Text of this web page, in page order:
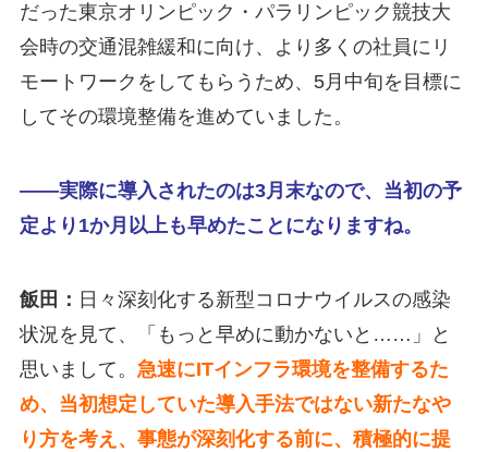
だった東京オリンピック・パラリンピック競技大
会時の交通混雑緩和に向け、より多くの社員にリ
モートワークをしてもらうため、5月中旬を目標に
してその環境整備を進めていました。
――実際に導入されたのは3月末なので、当初の予
定より1か月以上も早めたことになりますね。
飯田： 日々深刻化する新型コロナウイルスの感染
状況を見て、「もっと早めに動かないと……」と
思いまして。 急速にITインフラ環境を整備するた
め、当初想定していた導入手法ではない新たなや
り方を考え、事態が深刻化する前に、積極的に提